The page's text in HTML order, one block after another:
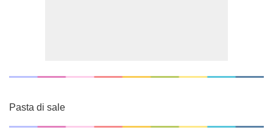
Pasta di sale